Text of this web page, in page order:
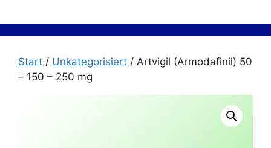
Inhalt
springen
Start / Unkategorisiert / Artvigil (Armodafinil) 50
– 150 – 250 mg